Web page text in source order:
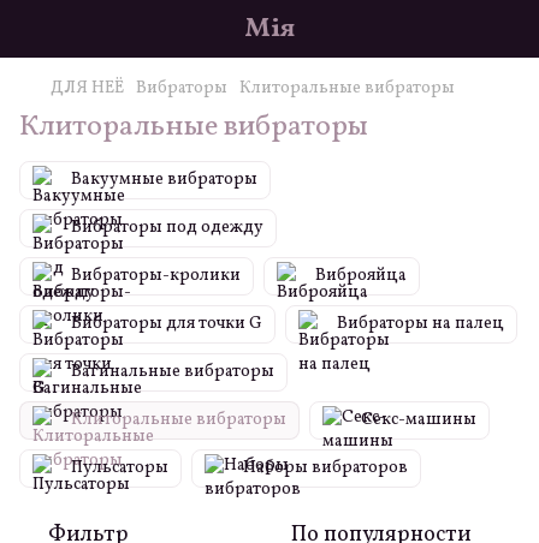
Мія
ДЛЯ НЕЁ Вибраторы Клиторальные вибраторы
Клиторальные вибраторы
Вакуумные вибраторы
Вибраторы под одежду
Вибраторы-кролики Виброяйца
Вибраторы для точки G Вибраторы на палец
Вагинальные вибраторы
Клиторальные вибраторы Секс-машины
Пульсаторы Наборы вибраторов
Фильтр По популярности